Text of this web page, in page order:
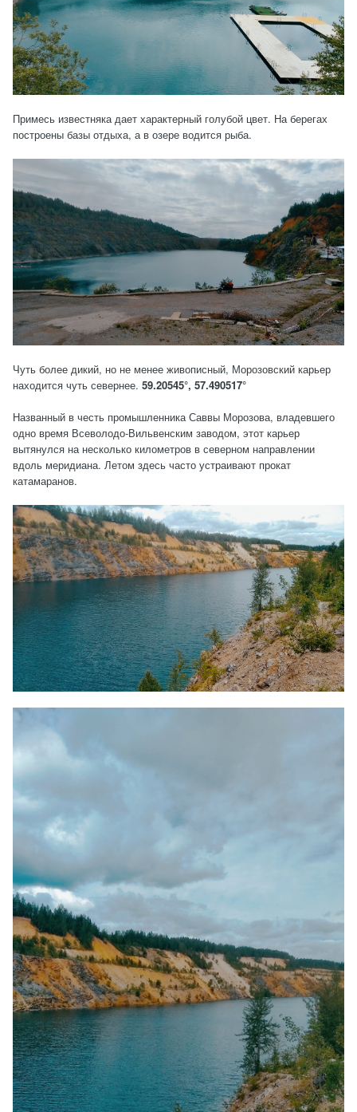
Примесь известняка дает характерный голубой цвет. На берегах
построены базы отдыха, а в озере водится рыба.
Чуть более дикий, но не менее живописный, Морозовский карьер
находится чуть севернее. 59.20545°, 57.490517°
Названный в честь промышленника Саввы Морозова, владевшего
одно время Всеволодо-Вильвенским заводом, этот карьер
вытянулся на несколько километров в северном направлении
вдоль меридиана. Летом здесь часто устраивают прокат
катамаранов.